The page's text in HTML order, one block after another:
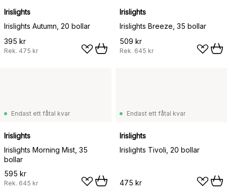
Irislights
Irislights Autumn, 20 bollar
395 kr
Rek. 475 kr
Irislights
Irislights Breeze, 35 bollar
509 kr
Rek. 645 kr
Endast ett fåtal kvar
Irislights
Irislights Morning Mist, 35
bollar
595 kr
Rek. 645 kr
Endast ett fåtal kvar
Irislights
Irislights Tivoli, 20 bollar
475 kr